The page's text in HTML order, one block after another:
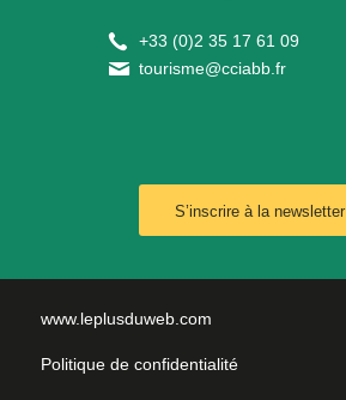
+33 (0)2 35 17 61 09
tourisme@cciabb.fr
S’inscrire à la newsletter
www.leplusduweb.com
Politique de confidentialité